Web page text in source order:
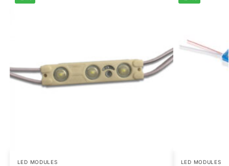
LED MODULES LED MODULES